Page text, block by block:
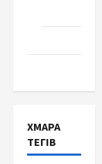
ХМАРА
ТЕГІВ